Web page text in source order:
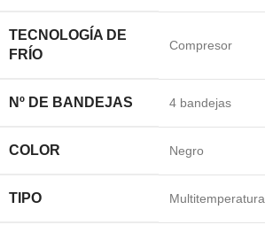
TECNOLOGÍA DE
FRÍO
Compresor
Nº DE BANDEJAS 4 bandejas
COLOR Negro
TIPO Multitemperatura